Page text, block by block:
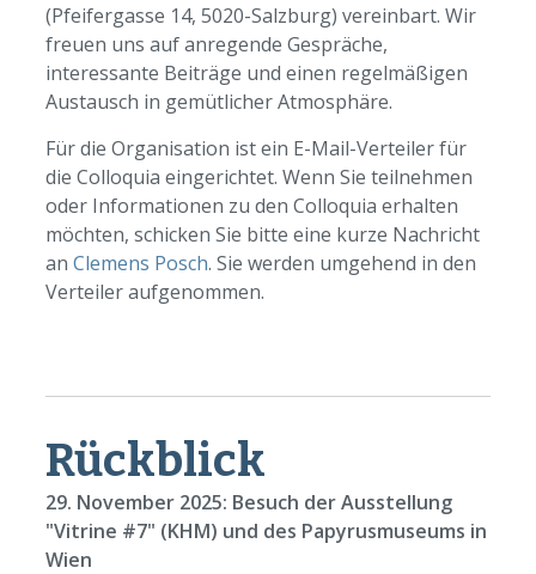
(Pfeifergasse 14, 5020-Salzburg) vereinbart. Wir
freuen uns auf anregende Gespräche,
interessante Beiträge und einen regelmäßigen
Austausch in gemütlicher Atmosphäre.
Für die Organisation ist ein E-Mail-Verteiler für
die Colloquia eingerichtet. Wenn Sie teilnehmen
oder Informationen zu den Colloquia erhalten
möchten, schicken Sie bitte eine kurze Nachricht
anClemens Posch. Sie werden umgehend in den
Verteiler aufgenommen.
Rückblick
29. November 2025: Besuch der Ausstellung
"Vitrine #7" (KHM) und des Papyrusmuseums in
Wien